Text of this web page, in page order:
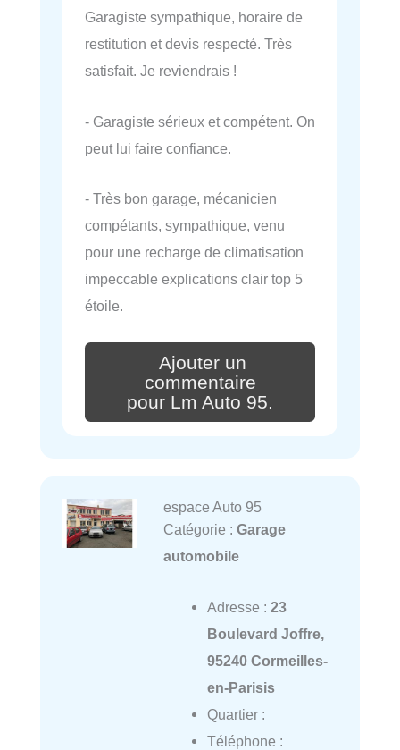
Garagiste sympathique, horaire de
restitution et devis respecté. Très
satisfait. Je reviendrais !
- Garagiste sérieux et compétent. On
peut lui faire confiance.
- Très bon garage, mécanicien
compétants, sympathique, venu
pour une recharge de climatisation
impeccable explications clair top 5
étoile.
Ajouter un
commentaire
pour Lm Auto 95.
espace Auto 95
Catégorie : Garage
automobile
Adresse : 23
Boulevard Joffre,
95240 Cormeilles-
en-Parisis
Quartier :
Téléphone :